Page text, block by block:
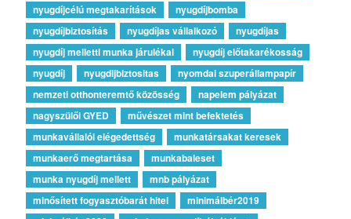
nyugdíjcélú megtakarítások
nyugdíjbomba
nyugdíjbiztosítás
nyugdíjas vállalkozó
nyugdíjas
nyugdíj melletti munka járulékai
nyugdíj előtakarékosság
nyugdíj
nyugdijbiztositas
nyomdai szuperállampapír
nemzeti otthonteremtő közösség
napelem pályázat
nagyszülői GYED
művészet mint befektetés
munkavállalói elégedettség
munkatársakat keresek
munkaerő megtartása
munkabaleset
munka nyugdíj mellett
mnb pályázat
minősített fogyasztóbarát hitel
minimálbér2019